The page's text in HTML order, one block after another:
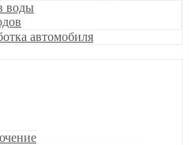
воды
автомобиля